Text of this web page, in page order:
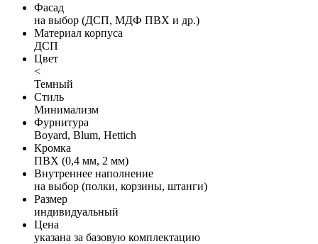
Фасад
на выбор (ДСП, МДФ ПВХ и др.)
Материал корпуса
ДСП
Цвет
<
Темный
Стиль
Минимализм
Фурнитура
Boyard, Blum, Hettich
Кромка
ПВХ (0,4 мм, 2 мм)
Внутреннее наполнение
на выбор (полки, корзины, штанги)
Размер
индивидуальный
Цена
указана за базовую комплектацию